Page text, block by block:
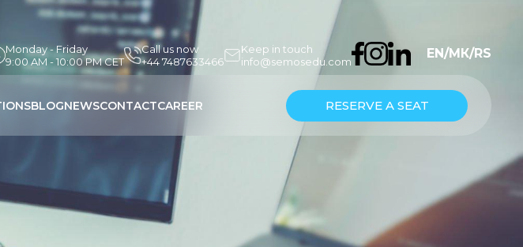
Monday - Friday
9:00 AM - 10:00 PM CET
Call us now
+44 7487633466
Keep in touch
info@semosedu.com
EN/МК/RS
BLOGNEWSCONTACTCAREER RESERVE A SEAT